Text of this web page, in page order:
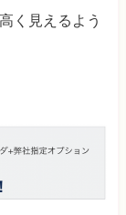
く見えるよう